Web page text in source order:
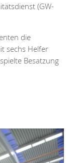
(GW-
die
sechs Helfer
Besatzung